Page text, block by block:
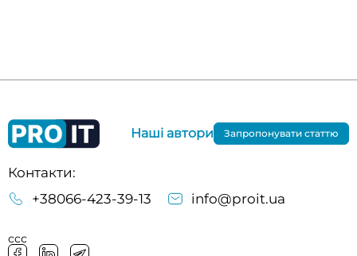
Контакти:
+38066-423-39-13
info@proit.ua
ссс
Наші автори Запропонувати статтю